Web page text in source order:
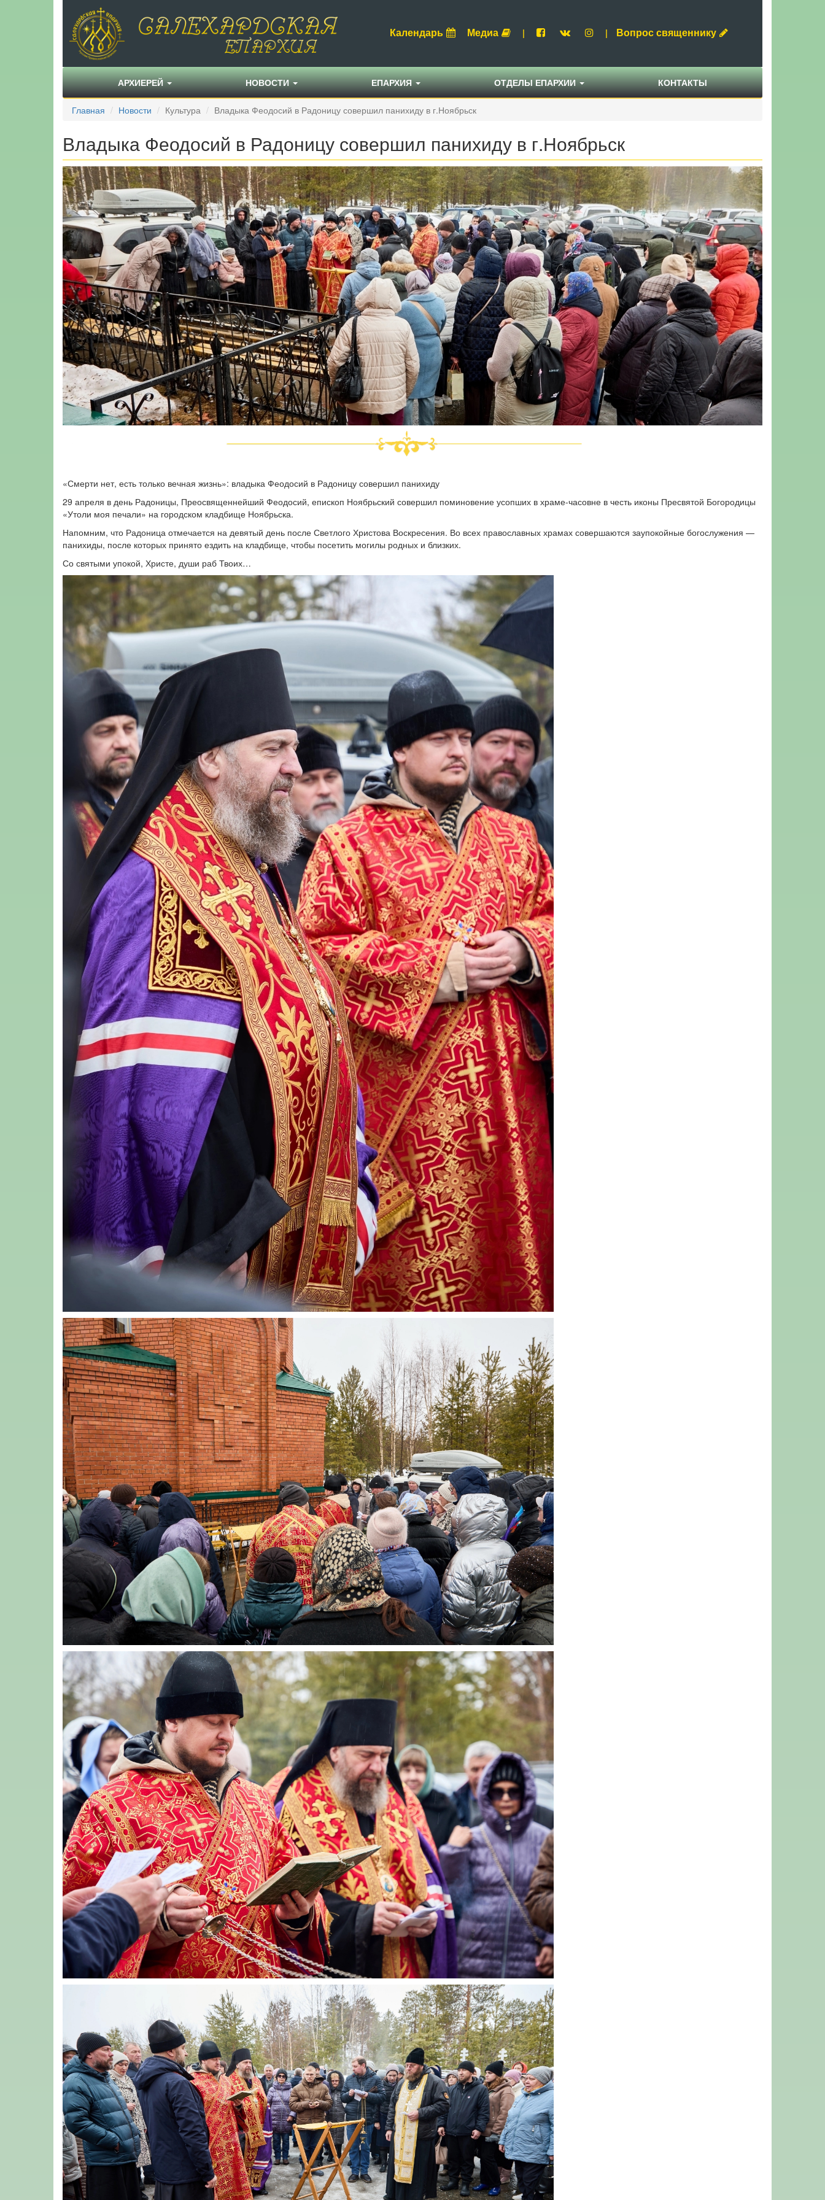
Календарь Медиа | | Вопрос священнику
АРХИЕРЕЙ НОВОСТИ ЕПАРХИЯ ОТДЕЛЫ ЕПАРХИИ КОНТАКТЫ
Главная Новости Культура Владыка Феодосий в Радоницу совершил панихиду в г.Ноябрьск
Владыка Феодосий в Радоницу совершил панихиду в г.Ноябрьск
«Смерти нет, есть только вечная жизнь»: владыка Феодосий в Радоницу совершил панихиду
29 апреля в день Радоницы, Преосвященнейший Феодосий, епископ Ноябрьский совершил поминовение усопших в храме-часовне в честь иконы Пресвятой Богородицы
«Утоли моя печали» на городском кладбище Ноябрьска.
Напомним, что Радоница отмечается на девятый день после Светлого Христова Воскресения. Во всех православных храмах совершаются заупокойные богослужения —
панихиды, после которых принято ездить на кладбище, чтобы посетить могилы родных и близких.
Со святыми упокой, Христе, души раб Твоих…